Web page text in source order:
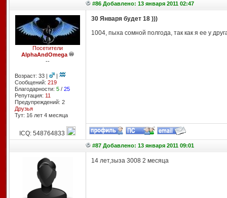
#86 Добавлено: 13 января 2011 02:47
Посетители
AlphaAndOmega
--
Возраст: 33 |
|
Сообщений: 219
Благодарности: 5/ 25
Репутация: 11
Предупреждений: 2
Друзья
Тут: 16 лет 4 месяцa
30 Января будет 18 )))
1004, пыха сомной полгода, так как я ее у
ICQ: 548764833
#87 Добавлено: 13 января 2011 09:01
14 лет,зыза 3008 2 месяца